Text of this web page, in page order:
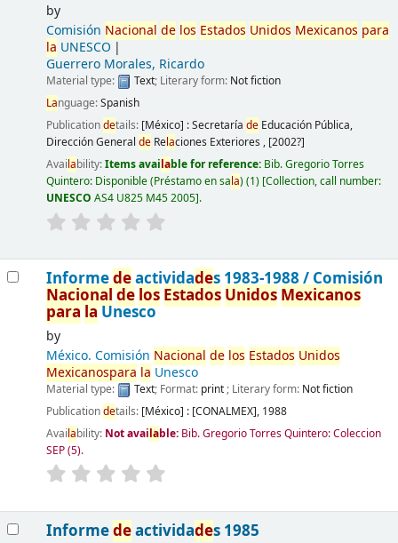
by
Comisión Nacional de los Estados Unidos Mexicanos para
la UNESCO
Guerrero Morales, Ricardo
Material type: Text; Literary form: Not fiction
Language:Spanish
Publicationdetails: [México] :Secretaría deEducación Pública,
Dirección General deRelaciones Exteriores , [2002?]
Availability:Items available for reference: Bib. Gregorio Torres
Quintero: Disponible (Préstamo en sala)(1) Collection, call number:
UNESCO AS4 U825 M45 2005 .
Informedeactividades 1983-1988 / Comisión
Nacionalde los Estados Unidos Mexicanos
paralaUnesco
by
México. Comisión Nacional de los Estados Unidos
Mexicanospara la Unesco
Material type: Text; Format: print; Literary form: Not fiction
Publicationdetails: [México] : [CONALMEX], 1988
Availability: Not available: Bib. Gregorio Torres Quintero: Coleccion
SEP(5).
Informedeactividades 1985